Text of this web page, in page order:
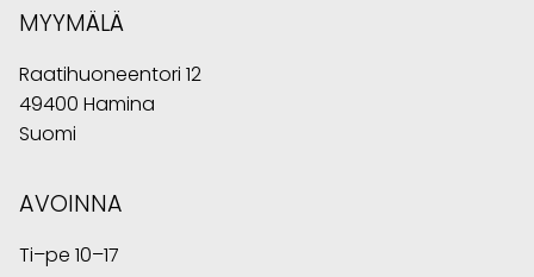
MYYMÄLÄ
Raatihuoneentori 12
49400 Hamina
Suomi
AVOINNA
Ti–pe 10–17